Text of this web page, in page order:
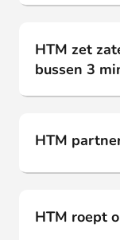
Persbericht
HTM zet
bussen 3
Persbericht
HTM
Persbericht
HTM roept